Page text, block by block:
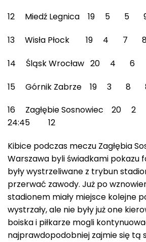
12 Miedź Legnica 19 5
13 Wisła Płock 19 4 7
14 Śląsk Wrocław 20 4
15 Górnik Zabrze 19 3
16 Zagłębie Sosnowiec
24:45 12
Kibice podczas meczu Zagłębia
Warszawa byli świadkami pokazu
były wystrzeliwane z trybun
przerwać zawody. Już po
stadionem miały miejsce kolejne
wystrzały, ale nie były już one
boiska i piłkarze mogli
najprawdopodobniej zajmie się tą